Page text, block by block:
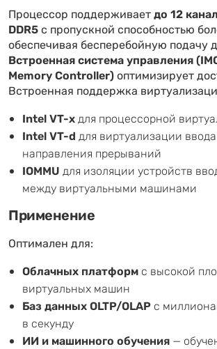
Процессор поддерживаетдо 12
DDR5с пропускной способностью
обеспечивая бесперебойную подачу
Встроенная система управления
Memory Controller)оптимизирует
Встроенная поддержка
Intel VT-xдля процессорной
Intel VT-d для виртуализации
направления прерываний
IOMMU для изоляции устройств
между виртуальными машинами
Применение
Оптимален для:
Облачных платформ с высокой
виртуальных машин
Баз данных OLTP/OLAP с
в секунду
ИИ и машинного обучения —